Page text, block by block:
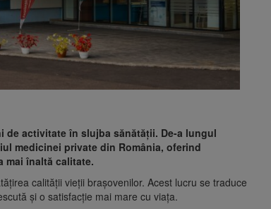
de activitate în slujba sănătății. De-a lungul
medicinei private din România, oferind
mai înaltă calitate.
calității vieții brașovenilor. Acest lucru se traduce
și o satisfacție mai mare cu viața.